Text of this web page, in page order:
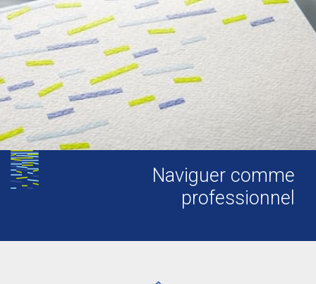
Naviguer comme
professionnel